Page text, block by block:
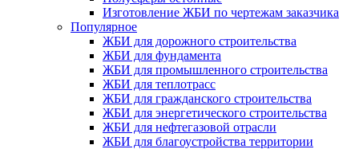
Изготовление ЖБИ по чертежам заказчика
Популярное
ЖБИ для дорожного строительства
ЖБИ для фундамента
ЖБИ для промышленного строительства
ЖБИ для теплотрасс
ЖБИ для гражданского строительства
ЖБИ для энергетического строительства
ЖБИ для нефтегазовой отрасли
ЖБИ для благоустройства территории